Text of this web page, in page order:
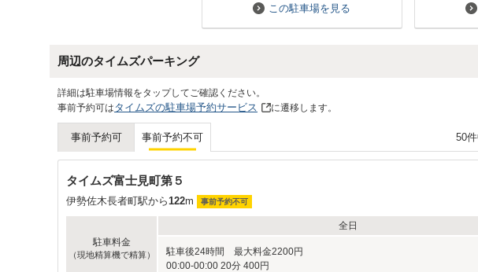
片側が柱で降りれず
普通に利用できました。
セレナ車幅171.5の車両での利用。
今後利用される方のため
この駐車場を見る
周辺のタイムズパーキング
詳細は駐車場情報をタップしてご確認ください。
事前予約可はタイムズの駐車場予約サービス に遷移します。
事前予約可 事前予約不可 50
タイムズ富士見町第５
伊勢佐木長者町駅から122m 事前予約不可
駐車料金
（現地精算機で精算）
全日
駐車後24時間 最大料金2200円
00:00-00:00 20分 400円